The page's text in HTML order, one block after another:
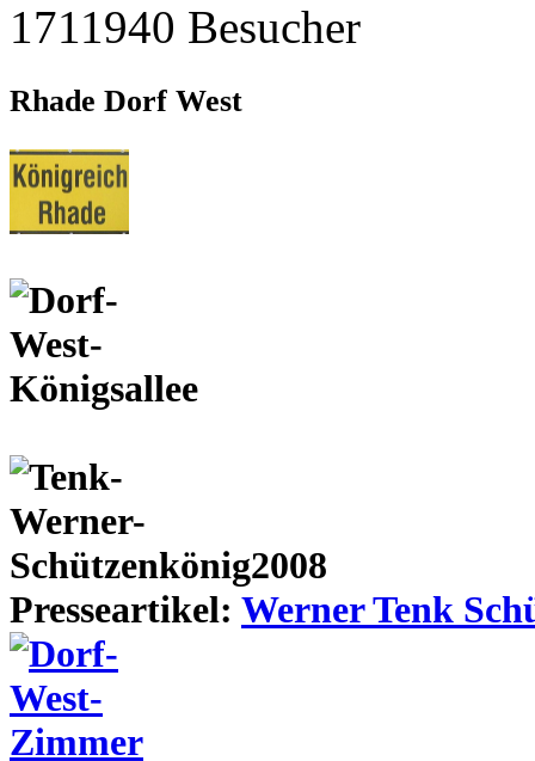
1711940 Besucher
Rhade Dorf West
Presseartikel: Werner Tenk